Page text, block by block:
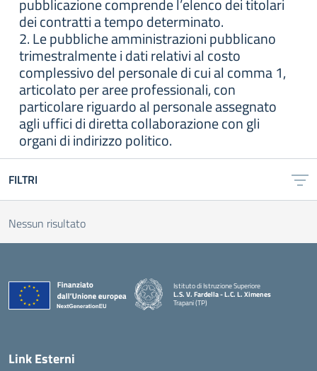
pubblicazione comprende l’elenco dei titolari
dei contratti a tempo determinato.
2. Le pubbliche amministrazioni pubblicano
trimestralmente i dati relativi al costo
complessivo del personale di cui al comma 1,
articolato per aree professionali, con
particolare riguardo al personale assegnato
agli uffici di diretta collaborazione con gli
organi di indirizzo politico.
FILTRI
Nessun risultato
Istituto di Istruzione Superiore
L.S. V. Fardella - L.C. L. Ximenes
Trapani (TP)
Link Esterni